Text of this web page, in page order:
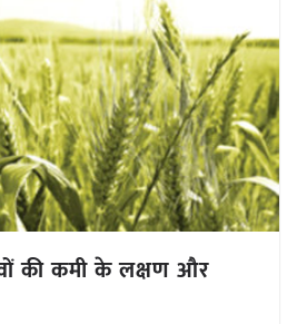
की कमी के लक्षण और